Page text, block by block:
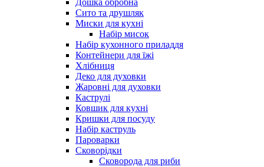
Дошка обробна
Сито та друшляк
Миски для кухні
Набір мисок
Набір кухонного приладдя
Контейнери для їжі
Хлібниця
Деко для духовки
Жаровні для духовки
Каструлі
Ковшик для кухні
Кришки для посуду
Набір каструль
Пароварки
Сковорідки
Сковорода для риби